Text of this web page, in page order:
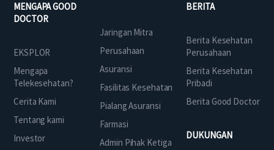
MENGAPA GOOD
DOCTOR
EKSPLOR
Mengapa
Telekesehatan?
Cerita Kami
Tentang kami
Investor
Jaringan Mitra
Perusahaan
Asuransi
Fasilitas Kesehatan
Pialang Asuransi
Farmasi
Admin Pihak Ketiga
BERITA
Berita Kesehatan
Perusahaan
Berita Kesehatan
Pribadi
Berita Good Doctor
DUKUNGAN